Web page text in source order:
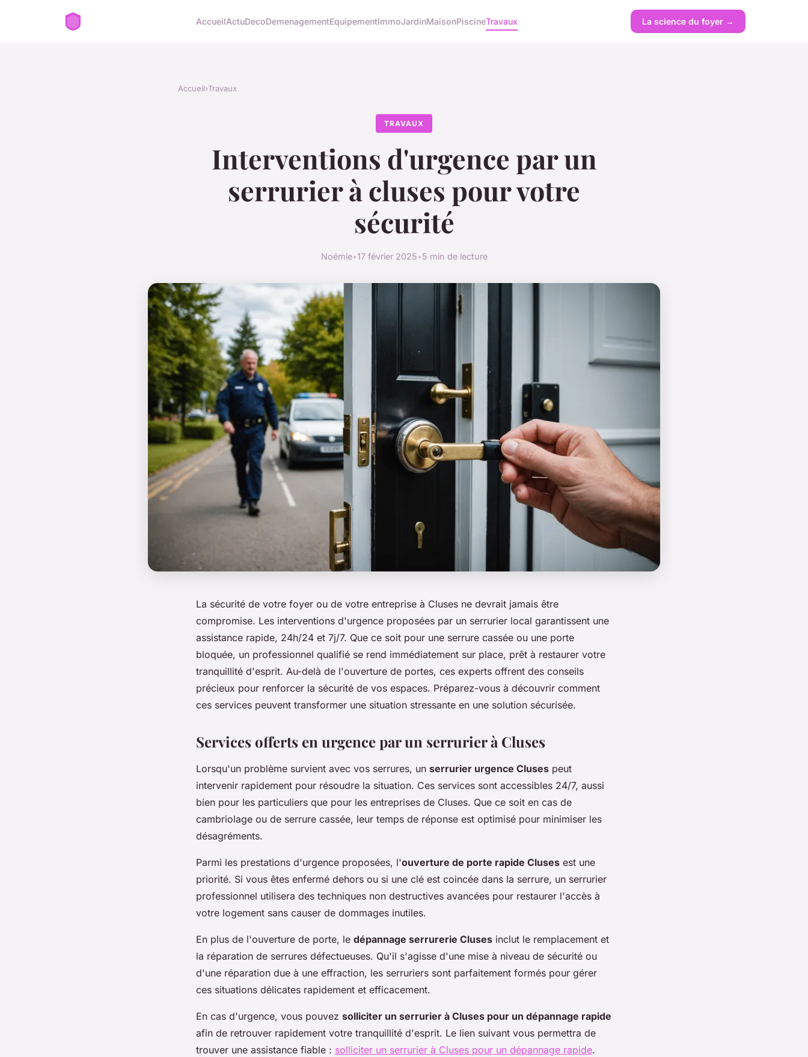
AccueilActuDecoDemenagementEquipementImmoJardinMaisonPiscineTravaux La science du foyer →
Accueil›Travaux
TRAVAUX
Interventions d'urgence par un
serrurier à cluses pour votre
sécurité
Noémie•17 février 2025•5 min de lecture
La sécurité de votre foyer ou de votre entreprise à Cluses ne devrait jamais être
compromise. Les interventions d'urgence proposées par un serrurier local garantissent une
assistance rapide, 24h/24 et 7j/7. Que ce soit pour une serrure cassée ou une porte
bloquée, un professionnel qualifié se rend immédiatement sur place, prêt à restaurer votre
tranquillité d'esprit. Au-delà de l'ouverture de portes, ces experts offrent des conseils
précieux pour renforcer la sécurité de vos espaces. Préparez-vous à découvrir comment
ces services peuvent transformer une situation stressante en une solution sécurisée.
Services offerts en urgence par un serrurier à Cluses
Lorsqu'un problème survient avec vos serrures, un serrurier urgence Cluses peut
intervenir rapidement pour résoudre la situation. Ces services sont accessibles 24/7, aussi
bien pour les particuliers que pour les entreprises de Cluses. Que ce soit en cas de
cambriolage ou de serrure cassée, leur temps de réponse est optimisé pour minimiser les
désagréments.
Parmi les prestations d'urgence proposées, l'ouverture de porte rapide Cluses est une
priorité. Si vous êtes enfermé dehors ou si une clé est coincée dans la serrure, un serrurier
professionnel utilisera des techniques non destructives avancées pour restaurer l'accès à
votre logement sans causer de dommages inutiles.
En plus de l'ouverture de porte, le dépannage serrurerie Cluses inclut le remplacement et
la réparation de serrures défectueuses. Qu'il s'agisse d'une mise à niveau de sécurité ou
d'une réparation due à une effraction, les serruriers sont parfaitement formés pour gérer
ces situations délicates rapidement et efficacement.
En cas d'urgence, vous pouvez solliciter un serrurier à Cluses pour un dépannage rapide
afin de retrouver rapidement votre tranquillité d'esprit. Le lien suivant vous permettra de
trouver une assistance fiable : solliciter un serrurier à Cluses pour un dépannage rapide.